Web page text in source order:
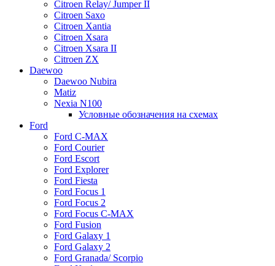
Citroen Relay/ Jumper II
Citroen Saxo
Citroen Xantia
Citroen Xsara
Citroen Xsara II
Citroen ZX
Daewoo
Daewoo Nubira
Matiz
Nexia N100
Условные обозначения на схемах
Ford
Ford C-MAX
Ford Courier
Ford Escort
Ford Explorer
Ford Fiesta
Ford Focus 1
Ford Focus 2
Ford Focus C-MAX
Ford Fusion
Ford Galaxy 1
Ford Galaxy 2
Ford Granada/ Scorpio